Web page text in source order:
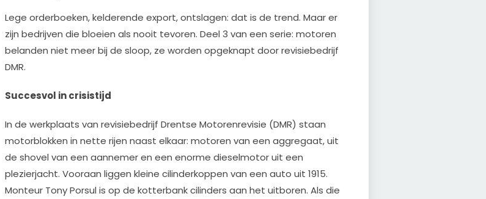
Lege orderboeken, kelderende export, ontslagen: dat is de trend. Maar er
zijn bedrijven die bloeien als nooit tevoren. Deel 3 van een serie: motoren
belanden niet meer bij de sloop, ze worden opgeknapt door revisiebedrijf
DMR.
Succesvol in crisistijd
In de werkplaats van revisiebedrijf Drentse Motorenrevisie (DMR) staan
motorblokken in nette rijen naast elkaar: motoren van een aggregaat, uit
de shovel van een aannemer en een enorme dieselmotor uit een
plezierjacht. Vooraan liggen kleine cilinderkoppen van een auto uit 1915.
Monteur Tony Porsul is op de kotterbank cilinders aan het uitboren. Als die